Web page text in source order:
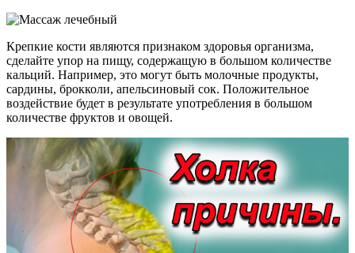
Крепкие кости являются признаком здоровья организма,
сделайте упор на пищу, содержащую в большом количестве
кальций. Например, это могут быть молочные продукты,
сардины, брокколи, апельсиновый сок. Положительное
воздействие будет в результате употребления в большом
количестве фруктов и овощей.